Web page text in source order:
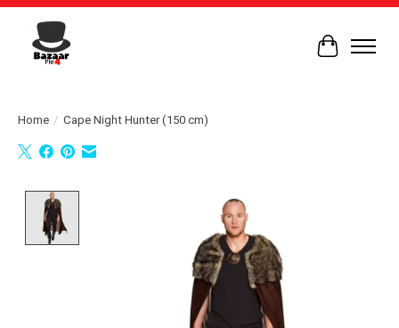
Home / Cape Night Hunter (150 cm)
Product image slideshow Items